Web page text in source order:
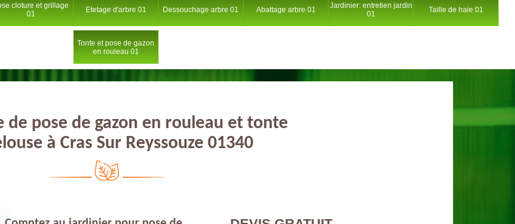
cloture et grillage
01
Etetage d'arbre 01 Dessouchage arbre 01 Abattage arbre 01
Jardinier: entretien jardin
01
Taille de haie 01
Tonte et pose de gazon
en rouleau 01
de pose de gazon en rouleau et tonte
à Cras Sur Reyssouze 01340